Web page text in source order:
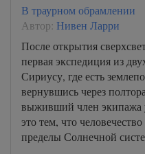
NIVEN - Podarok 60 60
В траурном обрамлении
Автор: Нивен Ларри
После открытия
первая экспедиция из
Сириусу, где есть
вернувшись через
выживший член экипажа
это тем, что
пределы Солнечной